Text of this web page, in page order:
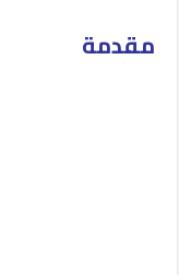
مقدمة